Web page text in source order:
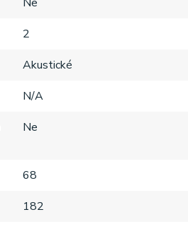
2
Akustické
N/A
Ne
68
182